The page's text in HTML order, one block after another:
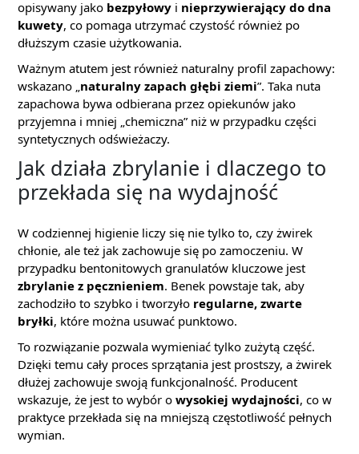
opisywany jako bezpyłowy i nieprzywierający do dna
kuwety, co pomaga utrzymać czystość również po
dłuższym czasie użytkowania.
Ważnym atutem jest również naturalny profil zapachowy:
wskazano „naturalny zapach głębi ziemi”. Taka nuta
zapachowa bywa odbierana przez opiekunów jako
przyjemna i mniej „chemiczna” niż w przypadku części
syntetycznych odświeżaczy.
Jak działa zbrylanie i dlaczego to
przekłada się na wydajność
W codziennej higienie liczy się nie tylko to, czy żwirek
chłonie, ale też jak zachowuje się po zamoczeniu. W
przypadku bentonitowych granulatów kluczowe jest
zbrylanie z pęcznieniem. Benek powstaje tak, aby
zachodziło to szybko i tworzyło regularne, zwarte
bryłki, które można usuwać punktowo.
To rozwiązanie pozwala wymieniać tylko zużytą część.
Dzięki temu cały proces sprzątania jest prostszy, a żwirek
dłużej zachowuje swoją funkcjonalność. Producent
wskazuje, że jest to wybór o wysokiej wydajności, co w
praktyce przekłada się na mniejszą częstotliwość pełnych
wymian.